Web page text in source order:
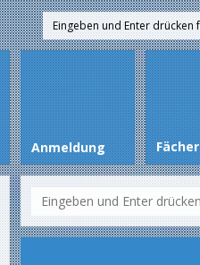
Anmeldung Fächer